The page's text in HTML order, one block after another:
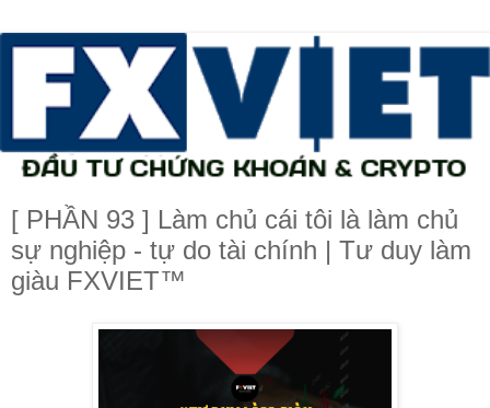
[ PHẦN 93 ] Làm chủ cái tôi là làm chủ
sự nghiệp - tự do tài chính | Tư duy làm
giàu FXVIET™